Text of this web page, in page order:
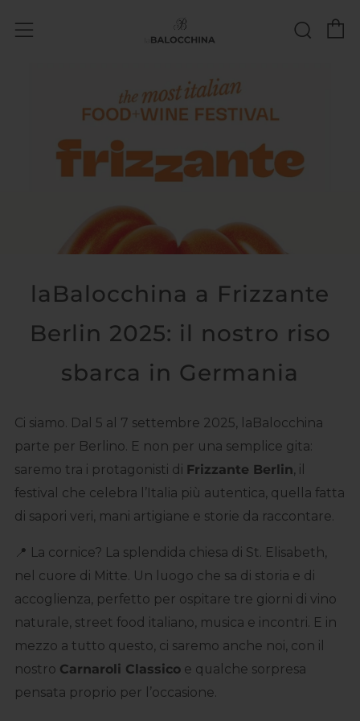
laBalocchina a Frizzante
Berlin 2025: il nostro riso
sbarca in Germania
Ci siamo. Dal 5 al 7 settembre 2025, laBalocchina
parte per Berlino. E non per una semplice gita:
saremo tra i protagonisti di Frizzante Berlin, il
festival che celebra l’Italia più autentica, quella fatta
di sapori veri, mani artigiane e storie da raccontare.
📍 La cornice? La splendida chiesa di St. Elisabeth,
nel cuore di Mitte. Un luogo che sa di storia e di
accoglienza, perfetto per ospitare tre giorni di vino
naturale, street food italiano, musica e incontri. E in
mezzo a tutto questo, ci saremo anche noi, con il
nostro Carnaroli Classico e qualche sorpresa
pensata proprio per l’occasione.